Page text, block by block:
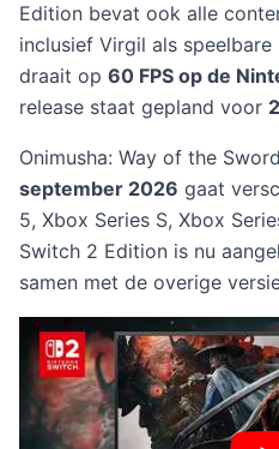
Edition bevat ook alle
inclusief Virgil als
draait op 60 FPS op de
release staat gepland voor
Onimusha: Way of the
september 2026 gaat
5, Xbox Series S, Xbox
Switch 2 Edition is nu
samen met de overige